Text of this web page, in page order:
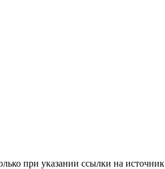
при указании ссылки на источник